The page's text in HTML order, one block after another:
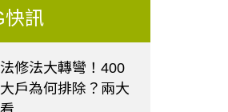
快訊
修法大轉彎！400
戶為何排除？兩大